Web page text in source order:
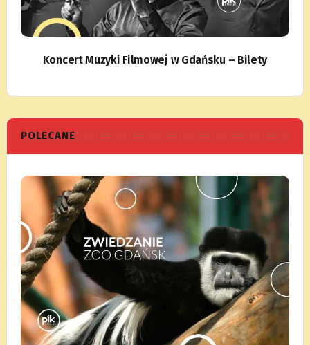
Koncert Muzyki Filmowej w Gdańsku – Bilety
POLECANE